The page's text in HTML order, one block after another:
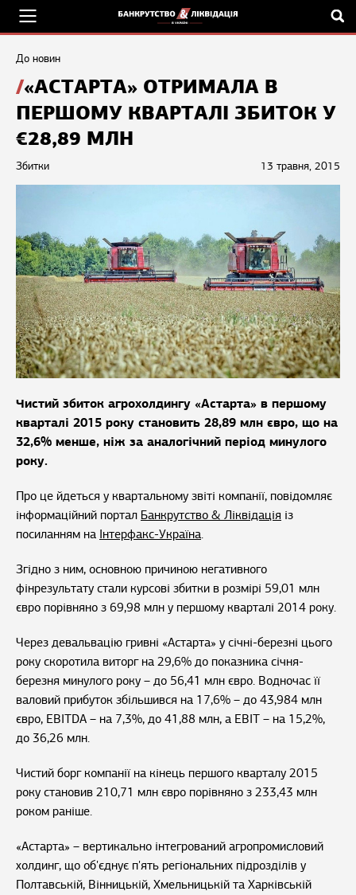
До новин
«АСТАРТА» ОТРИМАЛА В
ПЕРШОМУ КВАРТАЛІ ЗБИТОК У
€28,89 МЛН
13 травня, 2015
Збитки
Чистий збиток агрохолдингу «Астарта» в першому
кварталі 2015 року становить 28,89 млн євро, що на
32,6% менше, ніж за аналогічний період минулого
року.
Про це йдеться у квартальному звіті компанії, повідомляє
інформаційний портал Банкрутство & Ліквідація із
посиланням на Інтерфакс-Україна.
Згідно з ним, основною причиною негативного
фінрезультату стали курсові збитки в розмірі 59,01 млн
євро порівняно з 69,98 млн у першому кварталі 2014 року.
Через девальвацію гривні «Астарта» у січні-березні цього
року скоротила виторг на 29,6% до показника січня-
березня минулого року – до 56,41 млн євро. Водночас її
валовий прибуток збільшився на 17,6% – до 43,984 млн
євро, EBITDA – на 7,3%, до 41,88 млн, а EBIT – на 15,2%,
до 36,26 млн.
Чистий борг компанії на кінець першого кварталу 2015
року становив 210,71 млн євро порівняно з 233,43 млн
роком раніше.
«Астарта» – вертикально інтегрований агропромисловий
холдинг, що об'єднує п'ять регіональних підрозділів у
Полтавській, Вінницькій, Хмельницькій та Харківській